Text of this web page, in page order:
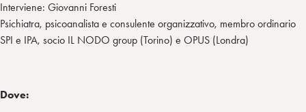
Interviene: Giovanni Foresti
Psichiatra, psicoanalista e consulente organizzativo, membro ordinario
SPI e IPA, socio IL NODO group (Torino) e OPUS (Londra)
Dove: